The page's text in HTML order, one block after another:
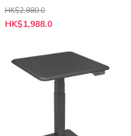
HK$2,880.0
特
殊
HK$1,988.0